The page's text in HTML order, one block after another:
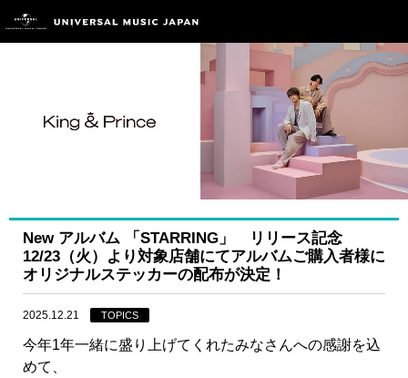
New アルバム 「STARRING」 リリース記念
12/23（火）より対象店舗にてアルバムご購入者様に
オリジナルステッカーの配布が決定！
2025.12.21 TOPICS
今年1年一緒に盛り上げてくれたみなさんへの感謝を込
めて、